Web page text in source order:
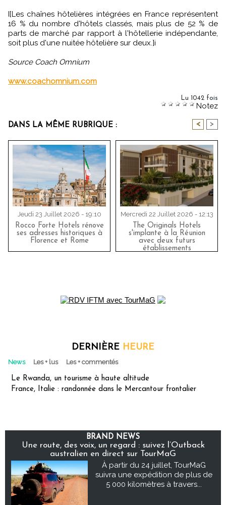
I[Les chaînes hôtelières intégrées en France représentent
16 % du nombre d'hôtels classés, mais plus de 52 % de
parts de marché par rapport à l'hôtellerie indépendante,
soit plus d'une nuitée hôtelière sur deux.]i
Source Coach Omnium
www.coachomnium.com
Lu 1042 fois
Notez
DANS LA MÊME RUBRIQUE : < >
Jeudi 23 Juillet 2026 - 19:10
Rocco Forte Hotels rénove
ses adresses historiques à
Florence et Rome
Mercredi 22 Juillet 2026 - 12:13
The Originals Hotels
s'implante à la Réunion
avec deux futurs
établissements
DERNIÈRE HEURE
News Les + lus Les + commentés
Le Rwanda, un tourisme à haute altitude
France, Italie : randonnée dans le Mercantour frontalier
BRAND NEWS
Une route, des voix, un regard : suivez l’Outback
australien en direct sur TourMaG
À partir du 24 juillet, TourMaG
suivra une expédition de plus de
5 000 kilomètres à travers...